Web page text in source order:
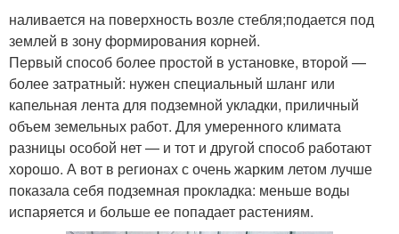
наливается на поверхность возле стебля;подается под
землей в зону формирования корней.
Первый способ более простой в установке, второй —
более затратный: нужен специальный шланг или
капельная лента для подземной укладки, приличный
объем земельных работ. Для умеренного климата
разницы особой нет — и тот и другой способ работают
хорошо. А вот в регионах с очень жарким летом лучше
показала себя подземная прокладка: меньше воды
испаряется и больше ее попадает растениям.